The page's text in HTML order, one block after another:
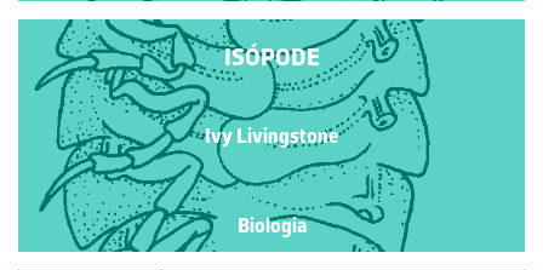
ISÓPODE
Ivy Livingstone
Biologia